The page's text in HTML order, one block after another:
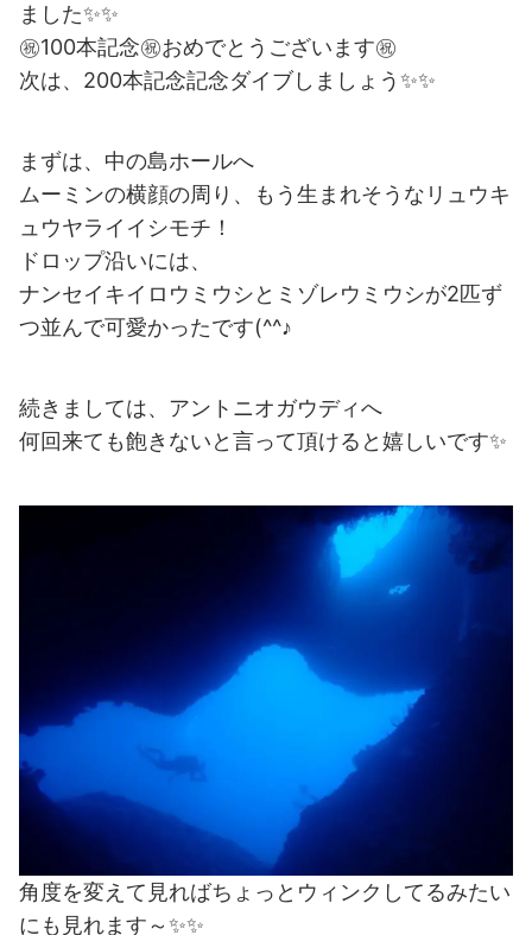
ました✨✨
㊗100本記念㊗おめでとうございます㊗
次は、200本記念記念ダイブしましょう✨✨
まずは、中の島ホールへ
ムーミンの横顔の周り、もう生まれそうなリュウキ
ュウヤライイシモチ！
ドロップ沿いには、
ナンセイキイロウミウシとミゾレウミウシが2匹ず
つ並んで可愛かったです(^^♪
続きましては、アントニオガウディへ
何回来ても飽きないと言って頂けると嬉しいです✨
角度を変えて見ればちょっとウィンクしてるみたい
にも見れます～✨✨